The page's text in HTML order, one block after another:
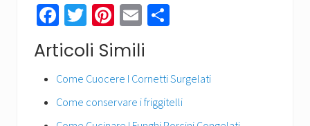
Fa
ce
b
o
ok
T
wi
tt
er
Pi
er
es
t
E
m
ail
di
vi
Articoli Simili
Come Cuocere I Cornetti Surgelati
Come conservare i friggitelli